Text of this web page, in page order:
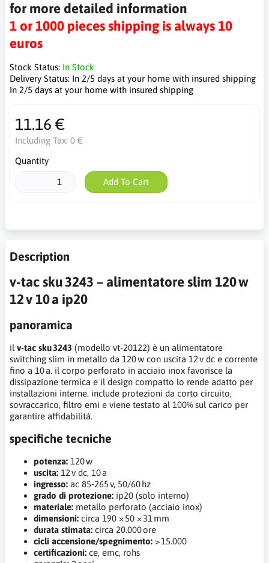
for more detailed information
1 or 1000 pieces shipping is always 10
euros
Stock Status: In Stock
Delivery Status: In 2/5 days at your home with insured shipping
In 2/5 days at your home with insured shipping
11.16 €
Including Tax: 0 €
Quantity
Add To Cart
Description
v‑tac sku 3243 – alimentatore slim 120 w
12 v 10 a ip20
panoramica
il v‑tac sku 3243 (modello vt‑20122) è un alimentatore
switching slim in metallo da 120 w con uscita 12 v dc e corrente
fino a 10 a. il corpo perforato in acciaio inox favorisce la
dissipazione termica e il design compatto lo rende adatto per
installazioni interne. include protezioni da corto circuito,
sovraccarico, filtro emi e viene testato al 100% sul carico per
garantire affidabilità.
specifiche tecniche
potenza: 120 w
uscita: 12 v dc, 10 a
ingresso: ac 85‑265 v, 50/60 hz
grado di protezione: ip20 (solo interno)
materiale: metallo perforato (acciaio inox)
dimensioni: circa 190 × 50 × 31 mm
durata stimata: circa 20.000 ore
cicli accensione/spegnimento: > 15.000
certificazioni: ce, emc, rohs